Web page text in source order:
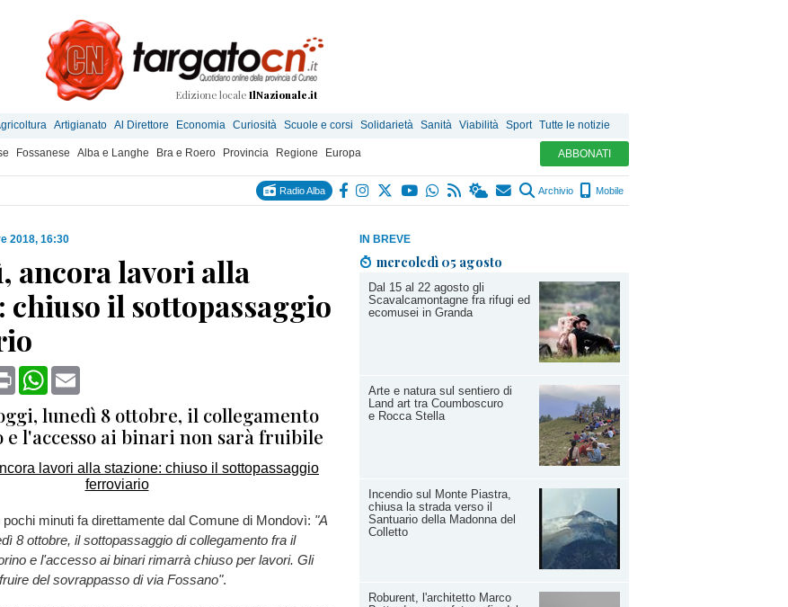
Edizione locale IlNazionale.it
Artigianato Al Direttore Economia Curiosità Scuole e corsi Solidarietà Sanità Viabilità Sport Tutte le notizie
Fossanese Alba e Langhe Bra e Roero Provincia Regione Europa ABBONATI
Radio Alba Archivio Mobile
IN BREVE
mercoledì 05 agosto
Dal 15 al 22 agosto gli
Scavalcamontagne fra rifugi ed
ecomusei in Granda
Arte e natura sul sentiero di
Land art tra Coumboscuro
e Rocca Stella
Incendio sul Monte Piastra,
chiusa la strada verso il
Santuario della Madonna del
Colletto
Roburent, l'architetto Marco
2018, 16:30
ancora lavori alla
chiuso il sottopassaggio
Print WhatsApp
lunedì 8 ottobre, il collegamento
e l'accesso ai binari non sarà fruibile
pochi minuti fa direttamente dal Comune di Mondovì: "A
8 ottobre, il sottopassaggio di collegamento fra il
e l'accesso ai binari rimarrà chiuso per lavori. Gli
del sovrappasso di via Fossano".